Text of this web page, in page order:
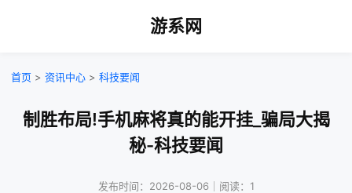
游系网
首页 > 资讯中心 > 科技要闻
制胜布局!手机麻将真的能开挂_骗局大揭
秘-科技要闻
发布时间：2026-08-06｜阅读：1